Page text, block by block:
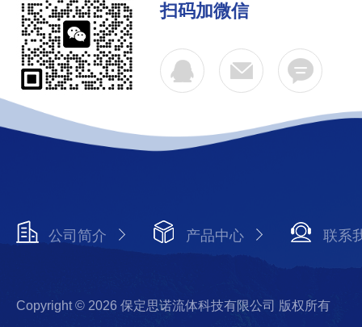
扫码加微信
公司简介 产品中心 联系
Copyright © 2026 保定思诺流体科技有限公司 版权所有